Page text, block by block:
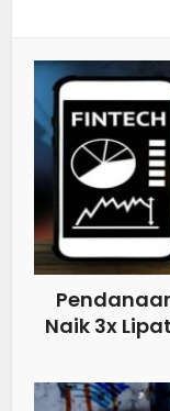
Naik 3x